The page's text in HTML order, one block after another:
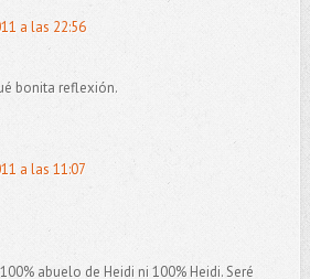
a las 22:56
bonita reflexión.
a las 11:07
abuelo de Heidi ni 100% Heidi. Seré